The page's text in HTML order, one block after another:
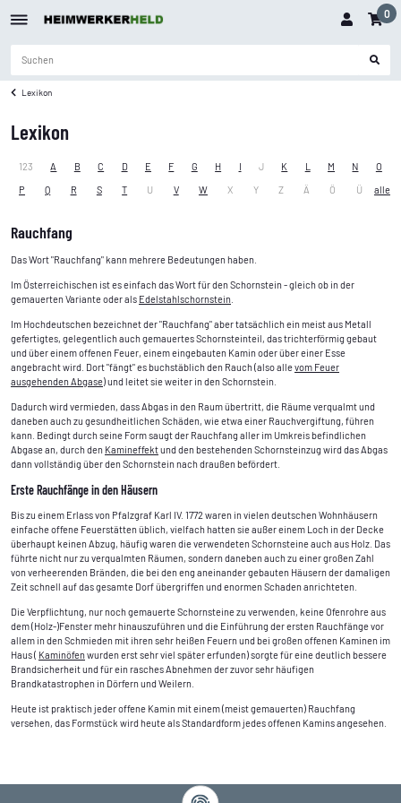
0
Lexikon
Lexikon
123 A B C D E F G H I J K L M N
O
P
Q R S T U V W X Y Z Ä Ö Ü alle
Rauchfang
Das Wort "Rauchfang" kann mehrere Bedeutungen haben.
Im Österreichischen ist es einfach das Wort für den Schornstein - gleich ob in der
gemauerten Variante oder als Edelstahlschornstein
Im Hochdeutschen bezeichnet der "Rauchfang" aber tatsächlich ein meist aus Metall
gefertigtes, gelegentlich auch gemauertes Schornsteinteil, das trichterförmig gebaut
und über einem offenen Feuer, einem eingebauten Kamin oder über einer Esse
angebracht wird. Dort "fängt" es buchstäblich den Rauch (also allevom Feuer
ausgehenden Abgase) und leitet sie weiter in den Schornstein.
Dadurch wird vermieden, dass Abgas in den Raum übertritt, die Räume verqualmt und
daneben auch zu gesundheitlichen Schäden, wie etwa einer Rauchvergiftung, führen
kann. Bedingt durch seine Form saugt der Rauchfang aller im Umkreis befindlichen
Abgase an, durch den Kamineffektund den bestehenden Schornsteinzug wird das Abgas
dann vollständig über den Schornstein nach draußen befördert.
Erste Rauchfänge in den Häusern
Bis zu einem Erlass von Pfalzgraf Karl IV. 1772 waren in vielen deutschen Wohnhäusern
einfache offene Feuerstätten üblich, vielfach hatten sie außer einem Loch in der Decke
überhaupt keinen Abzug, häufig waren die verwendeten Schornsteine auch aus Holz. Das
führte nicht nur zu verqualmten Räumen, sondern daneben auch zu einer großen Zahl
von verheerenden Bränden, die bei den eng aneinander gebauten Häusern der damaligen
Zeit schnell auf das gesamte Dorf übergriffen und enormen Schaden anrichteten.
Die Verpflichtung, nur noch gemauerte Schornsteine zu verwenden, keine Ofenrohre aus
dem (Holz-)Fenster mehr hinauszuführen und die Einführung der ersten Rauchfänge vor
allem in den Schmieden mit ihren sehr heißen Feuern und bei großen offenen Kaminen im
Haus ( Kaminöfenwurden erst sehr viel später erfunden) sorgte für eine deutlich bessere
Brandsicherheit und für ein rasches Abnehmen der zuvor sehr häufigen
Brandkatastrophen in Dörfern und Weilern.
Heute ist praktisch jeder offene Kamin mit einem (meist gemauerten) Rauchfang
versehen, das Formstück wird heute als Standardform jedes offenen Kamins angesehen.